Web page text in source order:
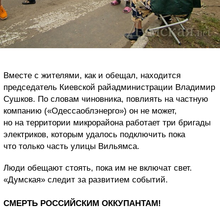
Вместе с жителями, как и обещал, находится
председатель Киевской райадминистрации Владимир
Сушков. По словам чиновника, повлиять на частную
компанию («Одессаоблэнерго») он не может,
но на территории микрорайона работает три бригады
электриков, которым удалось подключить пока
что только часть улицы Вильямса.
Люди обещают стоять, пока им не включат свет.
«Думская» следит за развитием событий.
СМЕРТЬ РОССИЙСКИМ ОККУПАНТАМ!